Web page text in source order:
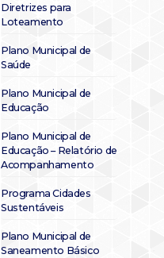
Diretrizes para
Loteamento
Plano Municipal de
Saúde
Plano Municipal de
Educação
Plano Municipal de
Educação – Relatório de
Acompanhamento
Programa Cidades
Sustentáveis
Plano Municipal de
Saneamento Básico